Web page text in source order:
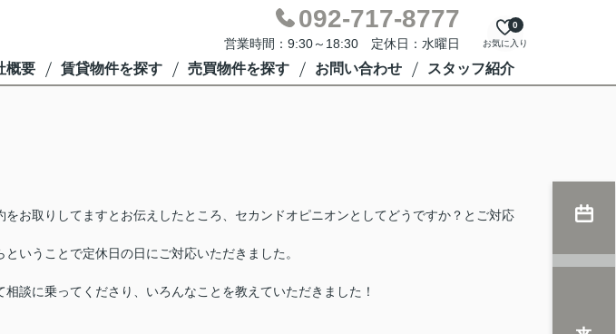
092-717-8777
営業時間：9:30～18:30 定休日：水曜日 お気に入り
0
概要 賃貸物件を探す 売買物件を探す お問い合わせ スタッフ紹介
をお取りしてますとお伝えしたところ、セカンドオピニオンとしてどうですか？とご対応
ということで定休日の日にご対応いただきました。
相談に乗ってくださり、いろんなことを教えていただきました！